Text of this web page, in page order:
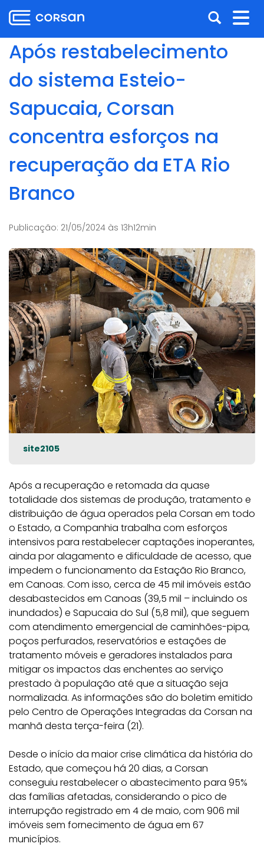
para
o
conteúdo
para
menu
para
busca
para
o
conteúdo
Abrir
a
busca
Após restabelecimento
do sistema Esteio-
Sapucaia, Corsan
concentra esforços na
recuperação da ETA Rio
Branco
Publicação: 21/05/2024 às 13h12min
site2105
Após a recuperação e retomada da quase
totalidade dos sistemas de produção, tratamento e
distribuição de água operados pela Corsan em todo
o Estado, a Companhia trabalha com esforços
intensivos para restabelecer captações inoperantes,
ainda por alagamento e dificuldade de acesso, que
impedem o funcionamento da Estação Rio Branco,
em Canoas. Com isso, cerca de 45 mil imóveis estão
desabastecidos em Canoas (39,5 mil – incluindo os
inundados) e Sapucaia do Sul (5,8 mil), que seguem
com atendimento emergencial de caminhões-pipa,
poços perfurados, reservatórios e estações de
tratamento móveis e geradores instalados para
mitigar os impactos das enchentes ao serviço
prestado à população até que a situação seja
normalizada. As informações são do boletim emitido
pelo Centro de Operações Integradas da Corsan na
manhã desta terça-feira (21).
Desde o início da maior crise climática da história do
Estado, que começou há 20 dias, a Corsan
conseguiu restabelecer o abastecimento para 95%
das famílias afetadas, considerando o pico de
interrupção registrado em 4 de maio, com 906 mil
imóveis sem fornecimento de água em 67
municípios.